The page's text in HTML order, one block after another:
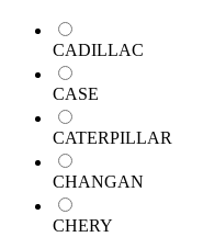
CADILLAC
CASE
CATERPILLAR
CHANGAN
CHERY